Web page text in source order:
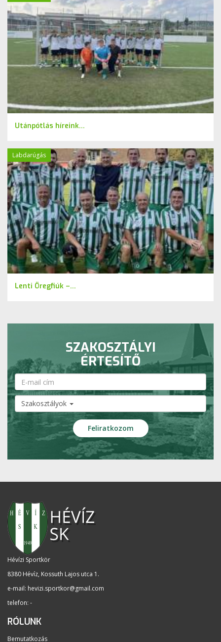
Utánpótlás híreink...
Labdarúgás
Lenti Öregfiúk –...
SZAKOSZTÁLYI
ÉRTESÍTŐ
Szakosztályok
Hévízi Sportkör
8380 Hévíz, Kossuth Lajos utca 1 .
e-mail: hevizi.sportkor@gmail.com
telefon: -
RÓLUNK
Bemutatkozás